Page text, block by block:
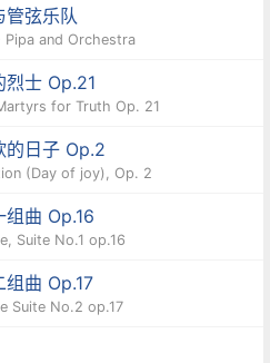
管弦乐队
Pipa and Orchestra
士 Op.21
for Truth Op. 21
日子 Op.2
(Day of joy), Op. 2
曲 Op.16
Suite No.1 op.16
曲 Op.17
Suite No.2 op.17